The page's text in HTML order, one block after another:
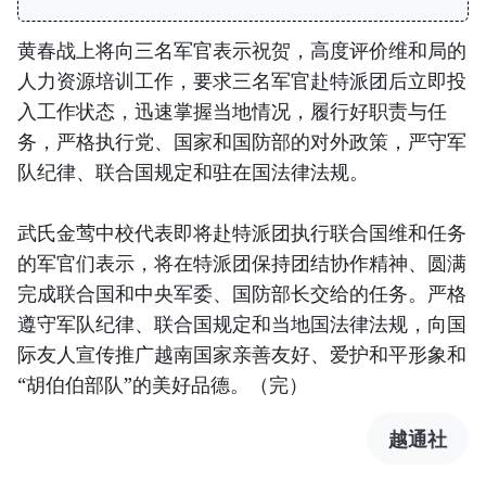
黄春战上将向三名军官表示祝贺，高度评价维和局的
人力资源培训工作，要求三名军官赴特派团后立即投
入工作状态，迅速掌握当地情况，履行好职责与任
务，严格执行党、国家和国防部的对外政策，严守军
队纪律、联合国规定和驻在国法律法规。
武氏金莺中校代表即将赴特派团执行联合国维和任务
的军官们表示，将在特派团保持团结协作精神、圆满
完成联合国和中央军委、国防部长交给的任务。严格
遵守军队纪律、联合国规定和当地国法律法规，向国
际友人宣传推广越南国家亲善友好、爱护和平形象和
“胡伯伯部队”的美好品德。（完）
越通社